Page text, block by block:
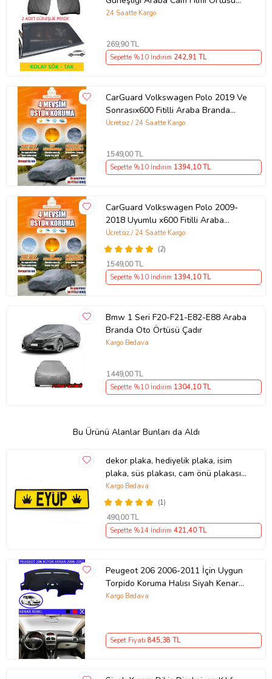
Anne Bebek Emzirme Kılıfı Araç
24 Saatte Kargo
269,90 TL
Sepette %10 İndirim 242,91 TL
CarGuard Volkswagen Polo 2019 Ve
Sonrasıx600 Fitilli Araba Branda
Miflonlu Oto Çadır Örtü
Ücretsiz / 24 Saatte Kargo
1549,00 TL
Sepette %10 İndirim 1394,10 TL
CarGuard Volkswagen Polo 2009-
2018 Uyumlu x600 Fitilli Araba
Brandası Miflonlu Branda Oto Çadır
Örtü
(2)
Ücretsiz / 24 Saatte Kargo
1549,00 TL
Sepette %10 İndirim 1394,10 TL
Bmw 1 Seri F20-F21-E82-E88 Araba
Branda Oto Örtüsü Çadır
Kargo Bedava
1449,00 TL
Sepette %10 İndirim 1304,10 TL
Bu Ürünü Alanlar Bunları da Aldı
dekor plaka, hediyelik plaka, isim
plaka, süs plakası, cam önü plakası,
tırcı plakası (Sarı-Siyah)
(1)
Kargo Bedava
490,00 TL
Sepette %14 İndirim 421,40 TL
Peugeot 206 2006-2011 İçin Uygun
Torpido Koruma Halısı Siyah Kenar
Renk Mavi
Kargo Bedava
Sepet Fiyatı 845,38 TL